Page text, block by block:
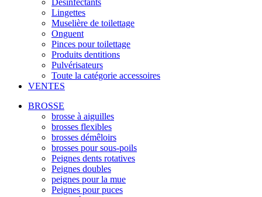
Désinfectants
Lingettes
Muselière de toilettage
Onguent
Pinces pour toilettage
Produits dentitions
Pulvérisateurs
Toute la catégorie accessoires
VENTES
BROSSE
brosse à aiguilles
brosses flexibles
brosses démêloirs
brosses pour sous-poils
Peignes dents rotatives
Peignes doubles
peignes pour la mue
Peignes pour puces